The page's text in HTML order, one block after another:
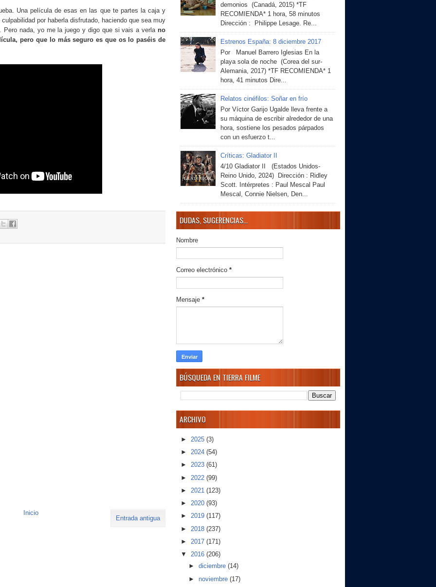
Una película de esas en las que te partes la caja y
por haberla disfrutado, haciendo que sea muy
Pero nada, yo me la juego y digo que si vais a verla no
pero que lo más seguro es que os lo paséis de
Entrada antigua
Inicio
demonios (Canadá, 2015) *TF
RECOMIENDA* 1 hora, 58 minutos
Dirección : Philippe Lesage. Re...
Estrenos España: 8 diciembre 2017
Por Manuel Barrero Iglesias En la
playa sola de noche (Corea del sur-
Alemania, 2017) *TF RECOMIENDA* 1
hora, 41 minutos Dire...
Relatos cinéfilos: Soñar en frío
Por Víctor Garijo Ugalde lleva frente a
su máquina de escribir alrededor de una
hora, sostiene los pesados párpados
con un esfuerzo t...
Críticas: Gladiator II
4/10 Gladiator II (Estados Unidos-
Reino Unido, 2024) Dirección : Ridley
Scott. Intérpretes : Paul Mescal Paul
Mescal, Connie Nielsen, Den...
DUDAS, SUGERENCIAS...
Nombre
Correo electrónico *
Mensaje *
BÚSQUEDA EN TIERRA FILME
ARCHIVO
► 2025 (3)
► 2024 (54)
► 2023 (61)
► 2022 (99)
► 2021 (123)
► 2020 (93)
► 2019 (117)
► 2018 (237)
► 2017 (171)
▼ 2016 (206)
► diciembre (14)
► noviembre (17)